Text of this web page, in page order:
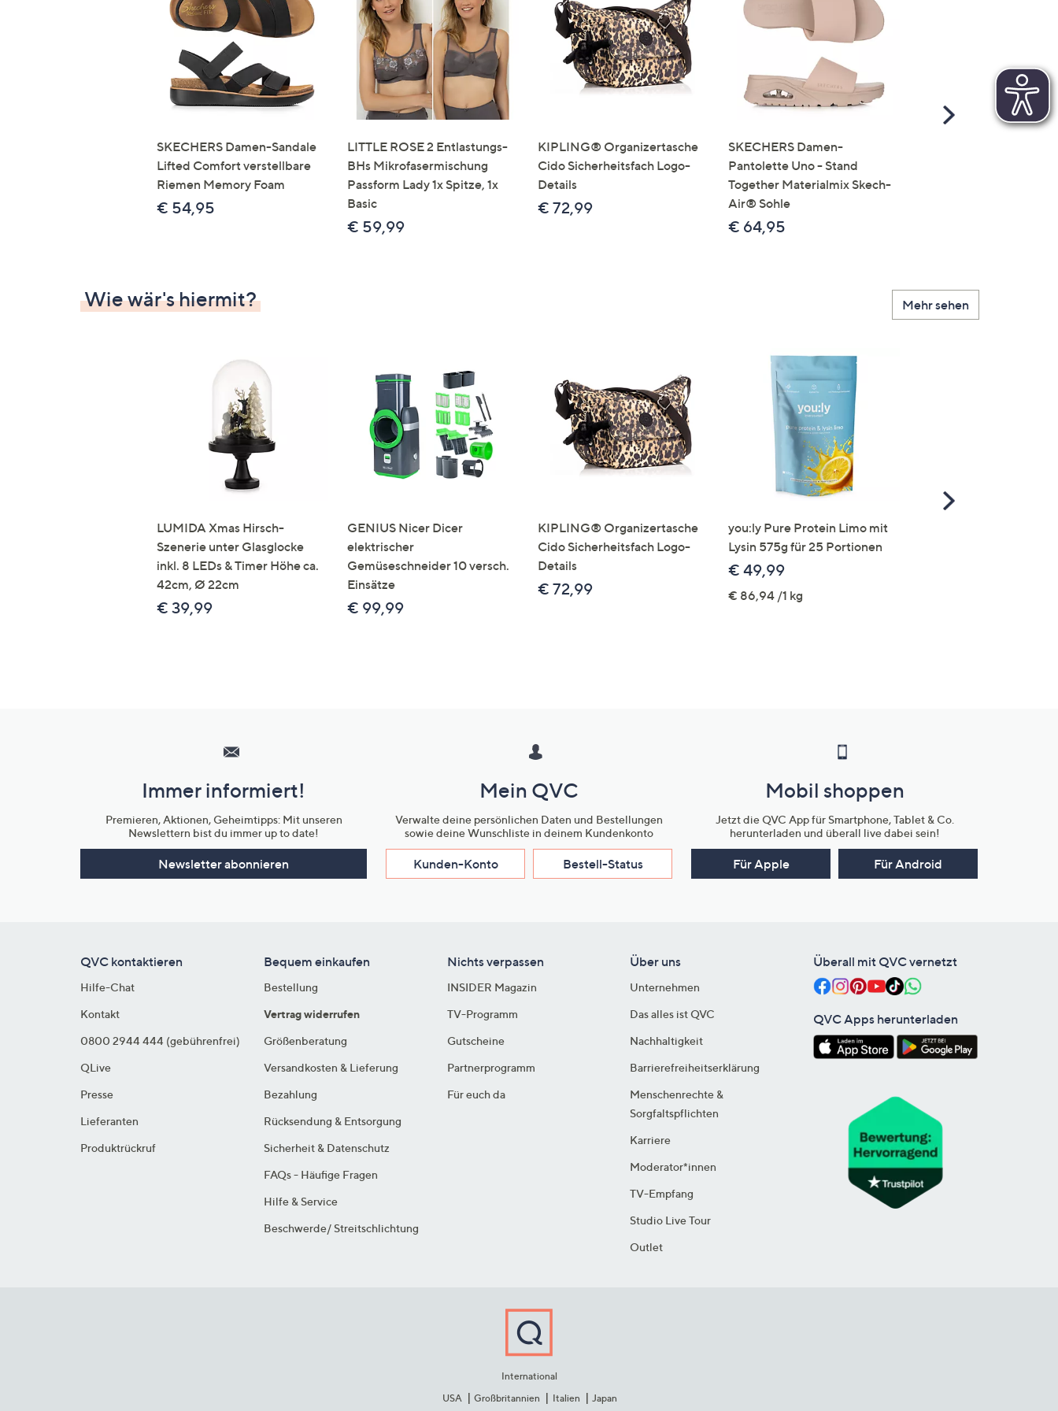
Touch-
Geräten
nach
links
bzw.
rechts,
um
diese
anzuzeigen.
SKECHERS Damen-Sandale
Lifted Comfort verstellbare
Riemen Memory Foam
€ 54,95
LITTLE ROSE 2 Entlastungs-
BHs Mikrofasermischung
Passform Lady 1x Spitze, 1x
Basic
€ 59,99
KIPLING® Organizertasche
Cido Sicherheitsfach Logo-
Details
€ 72,99
SKECHERS Damen-
Pantolette Uno - Stand
Together Materialmix Skech-
Air® Sohle
€ 64,95
Scroll
Wie wär's hiermit? Mehr sehen
LUMIDA Xmas Hirsch-
Szenerie unter Glasglocke
inkl. 8 LEDs & Timer Höhe ca.
42cm, Ø 22cm
€ 39,99
GENIUS Nicer Dicer
elektrischer
Gemüseschneider 10 versch.
Einsätze
€ 99,99
KIPLING® Organizertasche
Cido Sicherheitsfach Logo-
Details
€ 72,99
you:ly Pure Protein Limo mit
Lysin 575g für 25 Portionen
€ 49,99
€ 86,94 /1 kg
Scroll
Unternehmensinformationen
Immer informiert!
Premieren, Aktionen, Geheimtipps: Mit unseren
Newslettern bist du immer up to date!
Newsletter abonnieren
Mein QVC
Verwalte deine persönlichen Daten und Bestellungen
sowie deine Wunschliste in deinem Kundenkonto
Kunden-Konto Bestell-Status
Mobil shoppen
Jetzt die QVC App für Smartphone, Tablet & Co.
herunterladen und überall live dabei sein!
Für Apple Für Android
QVC kontaktieren
Hilfe-Chat
Kontakt
0800 2944 444 (gebührenfrei)
QLive
Presse
Lieferanten
Produktrückruf
Bequem einkaufen
Bestellung
Vertrag widerrufen
Größenberatung
Versandkosten & Lieferung
Bezahlung
Rücksendung & Entsorgung
Sicherheit & Datenschutz
FAQs - Häufige Fragen
Hilfe & Service
Beschwerde/ Streitschlichtung
Nichts verpassen
INSIDER Magazin
TV-Programm
Gutscheine
Partnerprogramm
Für euch da
Über uns
Unternehmen
Das alles ist QVC
Nachhaltigkeit
Barrierefreiheitserklärung
Menschenrechte &
Sorgfaltspflichten
Karriere
Moderator*innen
TV-Empfang
Studio Live Tour
Outlet
Überall mit QVC vernetzt
QVC Apps herunterladen
International
USA
Großbritannien Italien Japan